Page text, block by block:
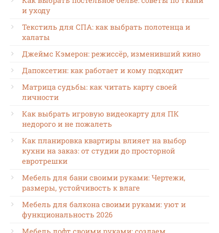
и уходу
Текстиль для СПА: как выбрать полотенца и
халаты
Джеймс Кэмерон: режиссёр, изменивший кино
Дапоксетин: как работает и кому подходит
Матрица судьбы: как читать карту своей
личности
Как выбрать игровую видеокарту для ПК
недорого и не пожалеть
Как планировка квартиры влияет на выбор
кухни на заказ: от студии до просторной
евротрешки
Мебель для бани своими руками: Чертежи,
размеры, устойчивость к влаге
Мебель для балкона своими руками: уют и
функциональность 2026